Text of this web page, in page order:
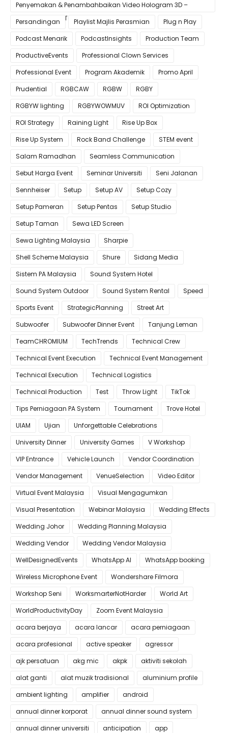
Penyemakan & Penambahbaikan Video Hologram 3D –
Pastikan Kualiti Terbaik untuk Gimik Anda!
Persandingan Playlist Majlis Perasmian
Plug n Play
Podcast Menarik
PodcastInsights
Production Team
ProductiveEvents
Professional Clown Services
Professional Event
Program Akademik
Promo April
Prudential
RGBCAW RGBW
RGBY
RGBYW lighting
RGBYWOWMUV
ROI Optimization
ROI Strategy
Raining Light
Rise Up Box
Rise Up System
Rock Band Challenge
STEM event
Salam Ramadhan
Seamless Communication
Sebut Harga Event
Seminar Universiti
Seni Jalanan
Sennheiser
Setup Setup AV
Setup Cozy
Setup Pameran
Setup Pentas
Setup Studio
Setup Taman
Sewa LED Screen
Sewa Lighting Malaysia
Sharpie
Shell Scheme Malaysia
Shure
Sidang Media
Sistem PA Malaysia
Sound System Hotel
Sound System Outdoor
Sound System Rental
Speed
Sports Event
StrategicPlanning
Street Art
Subwoofer
Subwoofer Dinner Event
Tanjung Leman
TeamCHROMIUM
TechTrends
Technical Crew
Technical Event Execution
Technical Event Management
Technical Execution
Technical Logistics
Technical Production
Test Throw Light
TikTok
Tips Perniagaan PA System
Tournament
Trove Hotel
UIAM
Ujian
Unforgettable Celebrations
University Dinner
University Games
V Workshop
VIP Entrance
Vehicle Launch
Vendor Coordination
Vendor Management
VenueSelection
Video Editor
Virtual Event Malaysia
Visual Mengagumkan
Visual Presentation
Webinar Malaysia
Wedding Effects
Wedding Johor
Wedding Planning Malaysia
Wedding Vendor
Wedding Vendor Malaysia
WellDesignedEvents
WhatsApp AI
WhatsApp booking
Wireless Microphone Event
Wondershare Filmora
Workshop Seni
WorksmarterNotHarder
World Art
WorldProductivityDay
Zoom Event Malaysia
acara berjaya
acara lancar
acara perniagaan
acara profesional
active speaker
agressor
ajk persatuan
akg mic akpk
aktiviti sekolah
alat ganti
alat muzik tradisional
aluminium profile
ambient lighting
amplifier
android
annual dinner korporat
annual dinner sound system
annual dinner universiti
anticipation
app